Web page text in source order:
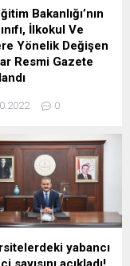
açılan İngilizce,
bilim ve sanat
öğrencilerin
gösterdiğini, bu
devam etmesini
ifade etti.
tatilinde...
Bakanlığı’nın
İlkokul Ve
Yönelik Değişen
Resmi Gazete
5 öğrencisi olan
normu
Öte
ilkokullar için
sayısına
ilkokul
ibaresi yer aldı.
normları hakkında
MEB tarafından
0
yabancı